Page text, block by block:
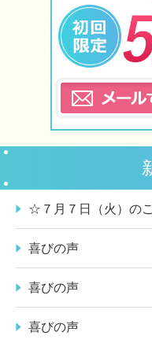
☆７月７日（火）の
喜びの声
喜びの声
喜びの声